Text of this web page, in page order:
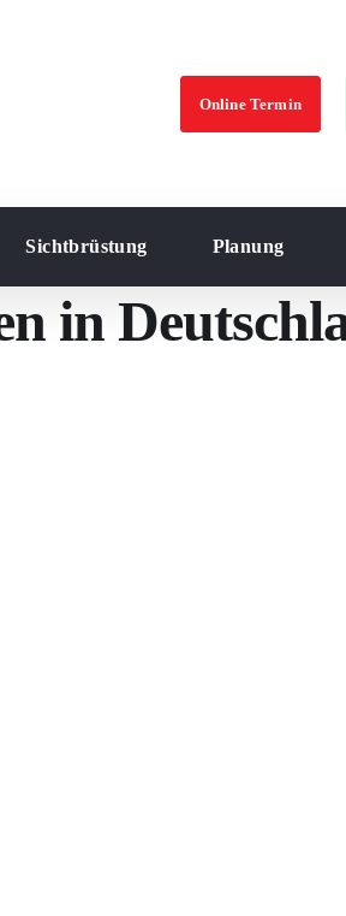
Online Termin
Sichtbrüstung Planung
in